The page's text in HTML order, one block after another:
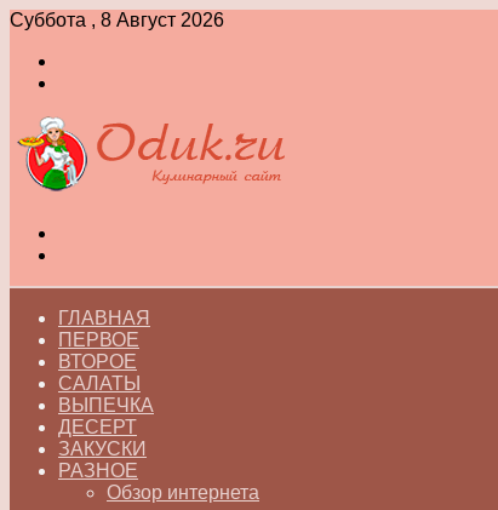
Суббота , 8 Август 2026
ГЛАВНАЯ
ПЕРВОЕ
ВТОРОЕ
САЛАТЫ
ВЫПЕЧКА
ДЕСЕРТ
ЗАКУСКИ
РАЗНОЕ
Обзор интернета